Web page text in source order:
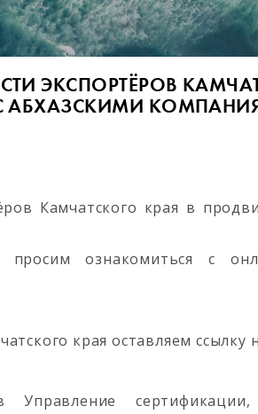
ЭКСПОРТЁРОВ
АБХАЗСКИМИ
Камчатского края в
ознакомиться с
края оставляем ссылку
Управление